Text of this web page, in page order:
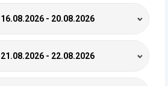
16.08.2026 - 20.08.2026
21.08.2026 - 22.08.2026